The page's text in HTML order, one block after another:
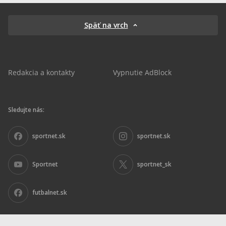
Späť na vrch
Redakcia a kontakty Vypnutie AdBlock
Sledujte nás:
sportnet.sk sportnet.sk
Sportnet sportnet_sk
futbalnet.sk